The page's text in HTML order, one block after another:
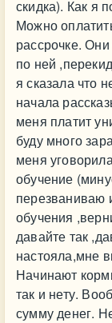
скидка). Как я
Можно
рассрочке.
по ней
я сказала что
начала
меня платит
буду много
меня
обучение
перезваниваю
обучения
давайте так
настояла,мне
Начинают
так и нету.
сумму денег.